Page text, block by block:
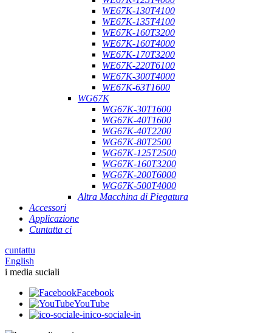
WE67K-130T4100
WE67K-135T4100
WE67K-160T3200
WE67K-160T4000
WE67K-170T3200
WE67K-220T6100
WE67K-300T4000
WE67K-63T1600
WG67K
WG67K-30T1600
WG67K-40T1600
WG67K-40T2200
WG67K-80T2500
WG67K-125T2500
WG67K-160T3200
WG67K-200T6000
WG67K-500T4000
Altra Macchina di Piegatura
Accessori
Applicazione
Cuntatta ci
cuntattu
English
i media suciali
Facebook
YouTube
ico-sociale-in